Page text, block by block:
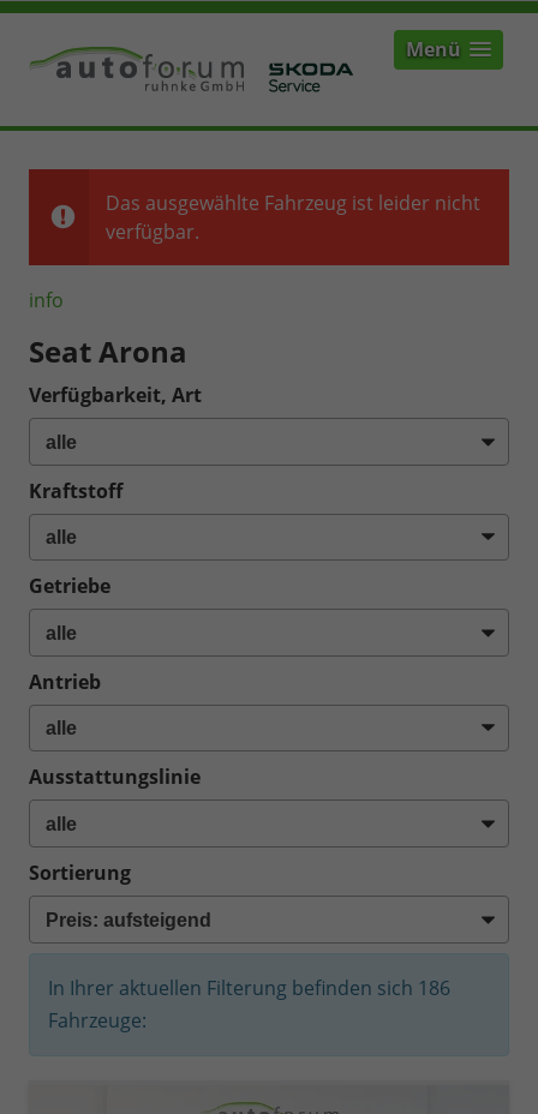
Menü
Das ausgewählte Fahrzeug ist leider nicht
verfügbar.
info
Seat Arona
Verfügbarkeit, Art
Kraftstoff
Getriebe
Antrieb
Ausstattungslinie
Sortierung
In Ihrer aktuellen Filterung befinden sich 186
Fahrzeuge: